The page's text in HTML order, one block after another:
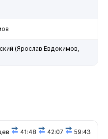
(Ярослав Евдокимов,
41:48 42:07 59:43